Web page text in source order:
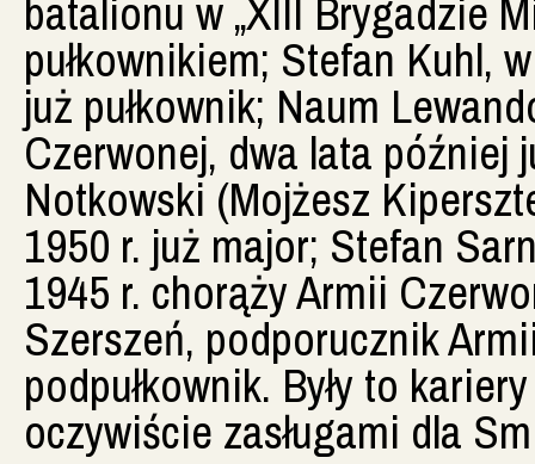
batalionu w „XIII Brygadzie
pułkownikiem; Stefan Kuhl,
już pułkownik; Naum
Czerwonej, dwa lata później
Notkowski (Mojżesz
1950 r. już major; Stefan
1945 r. chorąży Armii
Szerszeń, podporucznik
podpułkownik. Były to
oczywiście zasługami dla